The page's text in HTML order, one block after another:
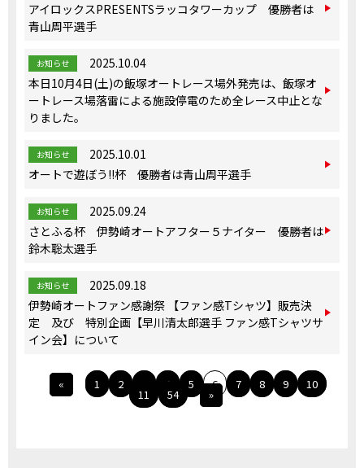
アイロックスPRESENTSラッコタワーカップ 優勝者は
青山周平選手
お知らせ
2025.10.04
本日10月4日(土)の飯塚オートレース場外発売は、飯塚オ
ートレース場落雷による施設停電のため全レース中止とな
りました。
お知らせ
2025.10.01
オートで遊ぼう!!杯 優勝者は青山周平選手
お知らせ
2025.09.24
さとふる杯 伊勢崎オートアフター５ナイター 優勝者は
鈴木聡太選手
お知らせ
2025.09.18
伊勢崎オートファン感謝祭 【ファン感Tシャツ】販売決
定 及び 特別企画【早川清太郎選手 ファン感Tシャツサ
イン会】について
« 1 2 4 5 6 7 8 9 10
11 54 »